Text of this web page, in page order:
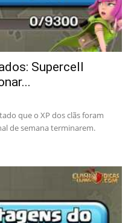
Supercell
que o XP dos clãs foram
de semana terminarem.